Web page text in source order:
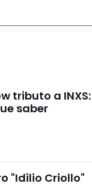
tributo a INXS:
saber
"Idilio Criollo"